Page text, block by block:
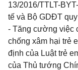
13/2016/TTLT-
tế và Bộ GDĐT
- Tăng cường việc
chống xâm hại trẻ
định của Luật trẻ
của Thủ tướng